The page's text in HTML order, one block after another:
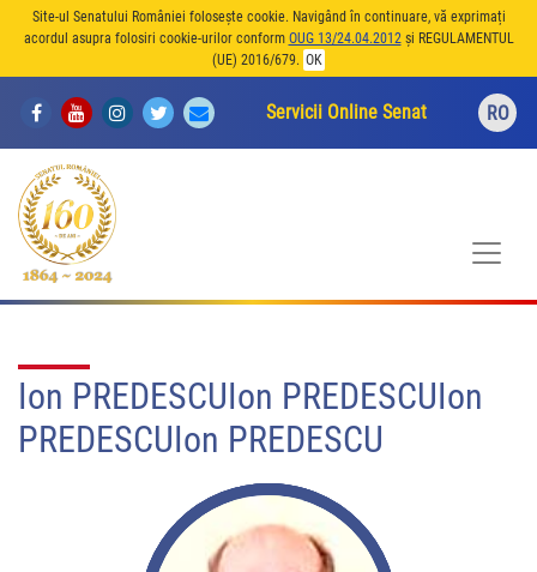
Site-ul Senatului României folosește cookie. Navigând în continuare, vă exprimați
acordul asupra folosiri cookie-urilor conform OUG 13/24.04.2012și REGULAMENTUL
(UE) 2016/679. OK
Servicii Online Senat RO
Ion PREDESCUIon PREDESCUIon
PREDESCUIon PREDESCU